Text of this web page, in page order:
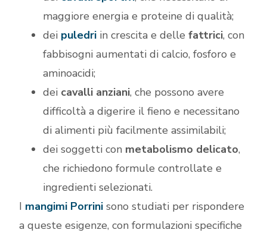
maggiore energia e proteine di qualità;
dei puledri in crescita e dellefattrici, con
fabbisogni aumentati di calcio, fosforo e
aminoacidi;
dei cavalli anziani, che possono avere
difficoltà a digerire il fieno e necessitano
di alimenti più facilmente assimilabili;
dei soggetti con metabolismo delicato,
che richiedono formule controllate e
ingredienti selezionati.
I mangimi Porrini sono studiati per rispondere
a queste esigenze, con formulazioni specifiche